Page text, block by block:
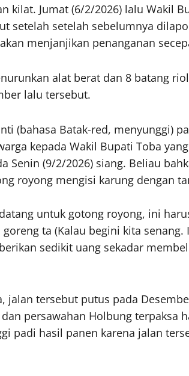
kilat. Jumat (6/2/2026) lalu Wakil
setelah setelah sebelumnya
menjanjikan penanganan
alat berat dan 8 batang
lalu tersebut.
(bahasa Batak-red, menyunggi)
kepada Wakil Bupati Toba
Senin (9/2/2026) siang. Beliau
royong mengisi karung dengan
untuk gotong royong, ini
ta (Kalau begini kita senang.
sedikit uang sekadar
jalan tersebut putus pada
persawahan Holbung terpaksa
padi hasil panen karena jalan